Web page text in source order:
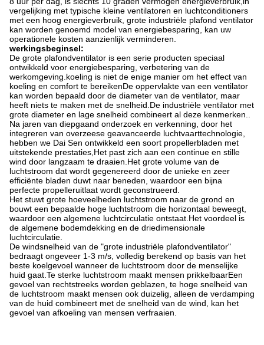
vergelijking met typische kleine ventilatoren en luchtconditioners
met een hoog energieverbruik, grote industriële plafond ventilator
kan worden genoemd model van energiebesparing, kan uw
operationele kosten aanzienlijk verminderen.
werkingsbeginsel:
De grote plafondventilator is een serie producten speciaal
ontwikkeld voor energiebesparing, verbetering van de
werkomgeving.koeling is niet de enige manier om het effect van
koeling en comfort te bereikenDe oppervlakte van een ventilator
kan worden bepaald door de diameter van de ventilator, maar
heeft niets te maken met de snelheid.De industriële ventilator met
grote diameter en lage snelheid combineert al deze kenmerken..
Na jaren van diepgaand onderzoek en verkenning, door het
integreren van overzeese geavanceerde luchtvaarttechnologie,
hebben we Dai Sen ontwikkeld een soort propellerbladen met
uitstekende prestaties,Het past zich aan een continue en stille
wind door langzaam te draaien.Het grote volume van de
luchtstroom dat wordt gegenereerd door de unieke en zeer
efficiënte bladen duwt naar beneden, waardoor een bijna
perfecte propelleruitlaat wordt geconstrueerd.
Het stuwt grote hoeveelheden luchtstroom naar de grond en
bouwt een bepaalde hoge luchtstroom die horizontaal beweegt,
waardoor een algemene luchtcirculatie ontstaat.Het voordeel is
de algemene bodemdekking en de driedimensionale
luchtcirculatie.
De windsnelheid van de "grote industriële plafondventilator"
bedraagt ongeveer 1-3 m/s, volledig berekend op basis van het
beste koelgevoel wanneer de luchtstroom door de menselijke
huid gaat.Te sterke luchtstroom maakt mensen prikkelbaarEen
gevoel van rechtstreeks worden geblazen, te hoge snelheid van
de luchtstroom maakt mensen ook duizelig, alleen de verdamping
van de huid combineert met de snelheid van de wind, kan het
gevoel van afkoeling van mensen verfraaien.